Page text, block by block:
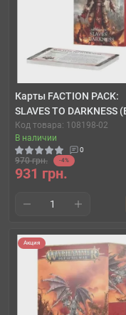
Карты FACTION PACK:
SLAVES TO DARKNESS
Код товара: 108198-02
В наличии
0
970 грн. -4%
931 грн.
Акция